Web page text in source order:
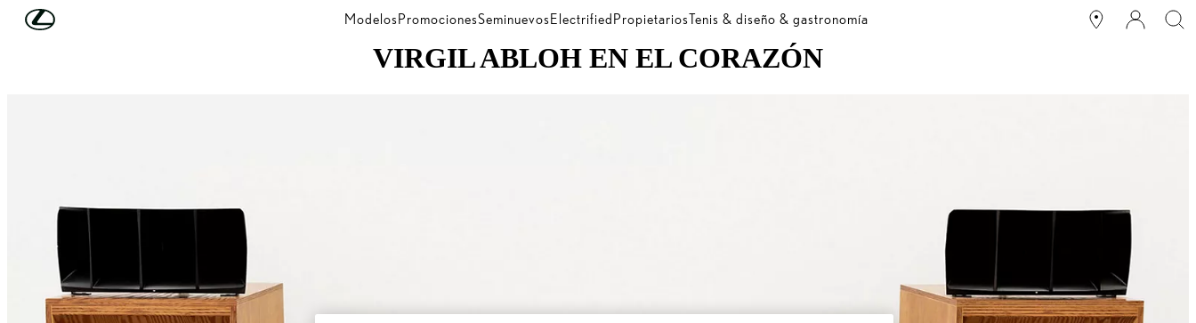
Skip to Main Content ModelosPromocionesSeminuevosElectrifiedPropietariosTenis & diseño & gastronomía
VIRGIL ABLOH EN EL CORAZÓN